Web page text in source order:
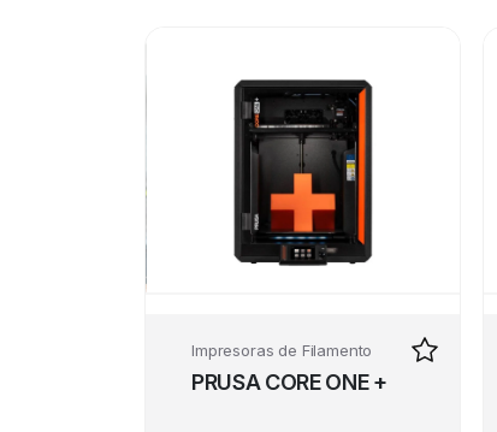
Impresoras de Filamento
PRUSA CORE ONE +